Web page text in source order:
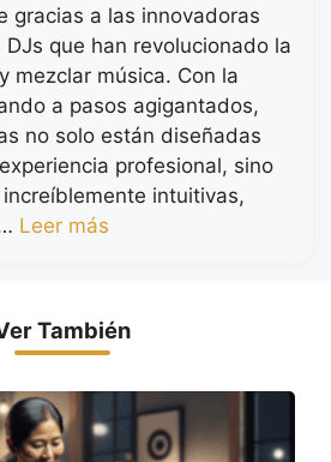
gracias a las innovadoras
que han revolucionado la
mezclar música. Con la
a pasos agigantados,
no solo están diseñadas
profesional, sino
intuitivas,
Leer más
También